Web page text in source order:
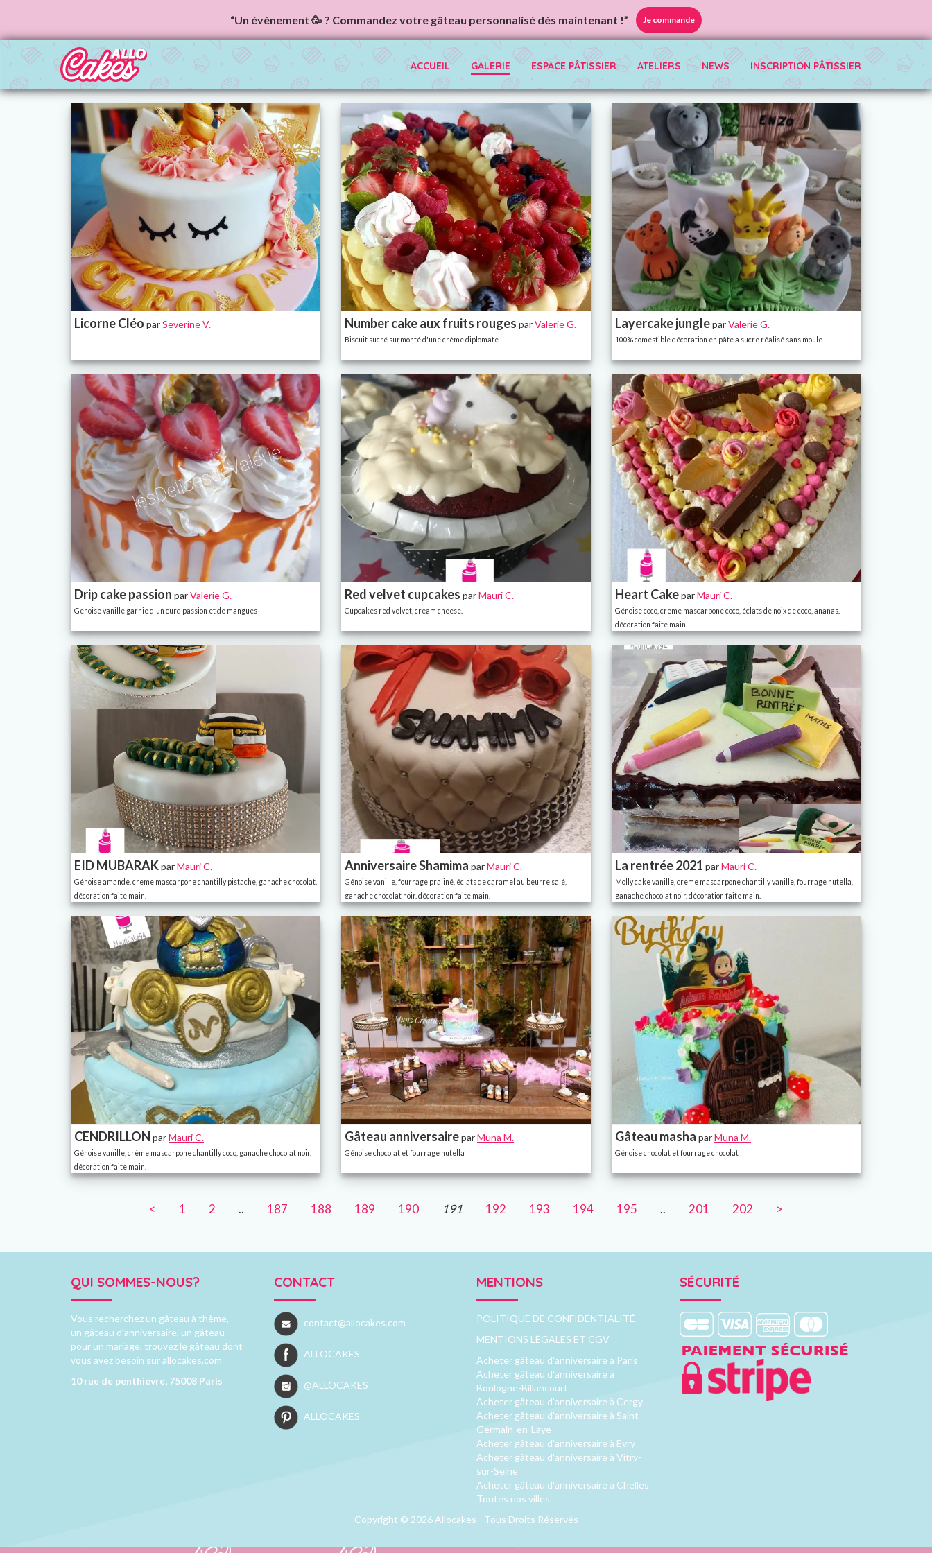
“Un évènement 🥳 ? Commandez votre gâteau personnalisé dès maintenant !” Je commande
ACCUEIL GALERIE ESPACE PÂTISSIER ATELIERS NEWS INSCRIPTION PÂTISSIER
Licorne Cléo parSeverine V. Number cake aux fruits rouges parValerie G.
Biscuit sucré surmonté d'une crème diplomate
Layercake jungleparValerie G.
100% comestible décoration en pâte a sucre réalisé sans moule
Drip cake passion parValerie G.
Genoise vanille garnie d'un curd passion et de mangues
Red velvet cupcakes parMauri C.
Cupcakes red velvet, cream cheese.
Heart CakeparMauri C.
Génoise coco, creme mascarpone coco, éclats de noix de coco, ananas.
décoration faite main.
EID MUBARAKparMauri C.
Génoise amande, creme mascarpone chantilly pistache, ganache chocolat.
décoration faite main.
Anniversaire Shamima parMauri C.
Génoise vanille, fourrage praliné, éclats de caramel au beurre salé,
ganache chocolat noir. décoration faite main.
La rentrée 2021 parMauri C.
Molly cake vanille, creme mascarpone chantilly vanille, fourrage nutella,
ganache chocolat noir. décoration faite main.
CENDRILLON parMauri C.
Génoise vanille, crème mascarpone chantilly coco, ganache chocolat noir.
décoration faite main.
Gâteau anniversaireparMuna M.
Génoise chocolat et fourrage nutella
Gâteau masha parMuna M.
Génoise chocolat et fourrage chocolat
< 1 2 .. 187 188 189 190 191 192 193 194 195 .. 201 202 >
QUI SOMMES-NOUS?
Vous recherchez un gâteau à thème,
un gâteau d’anniversaire, un gâteau
pour un mariage, trouvez le gâteau dont
vous avez besoin sur allocakes.com
10 rue de penthièvre, 75008 Paris
CONTACT
contact@allocakes.com
ALLOCAKES
@ALLOCAKES
ALLOCAKES
MENTIONS
POLITIQUE DE CONFIDENTIALITÉ
MENTIONS LÉGALES ET CGV
Acheter gâteau d'anniversaire à Paris
Acheter gâteau d'anniversaire à
Boulogne-Billancourt
Acheter gâteau d'anniversaire à Cergy
Acheter gâteau d'anniversaire à Saint-
Germain-en-Laye
Acheter gâteau d'anniversaire à Evry
Acheter gâteau d'anniversaire à Vitry-
sur-Seine
Acheter gâteau d'anniversaire à Chelles
Toutes nos villes
SÉCURITÉ
Copyright © 2026 Allocakes - Tous Droits Réservés